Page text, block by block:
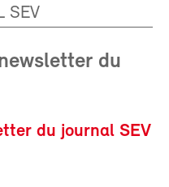
SEV
du
du journal SEV